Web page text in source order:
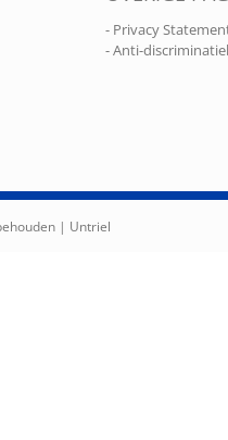
- Privacy
- Anti-
| Untriel